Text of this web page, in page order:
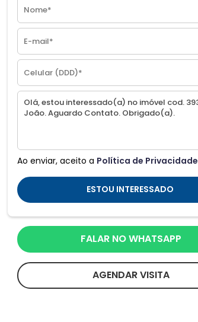
Ao enviar, aceito a Política de Privacidade
ESTOU INTERESSADO
FALAR NO WHATSAPP
AGENDAR VISITA